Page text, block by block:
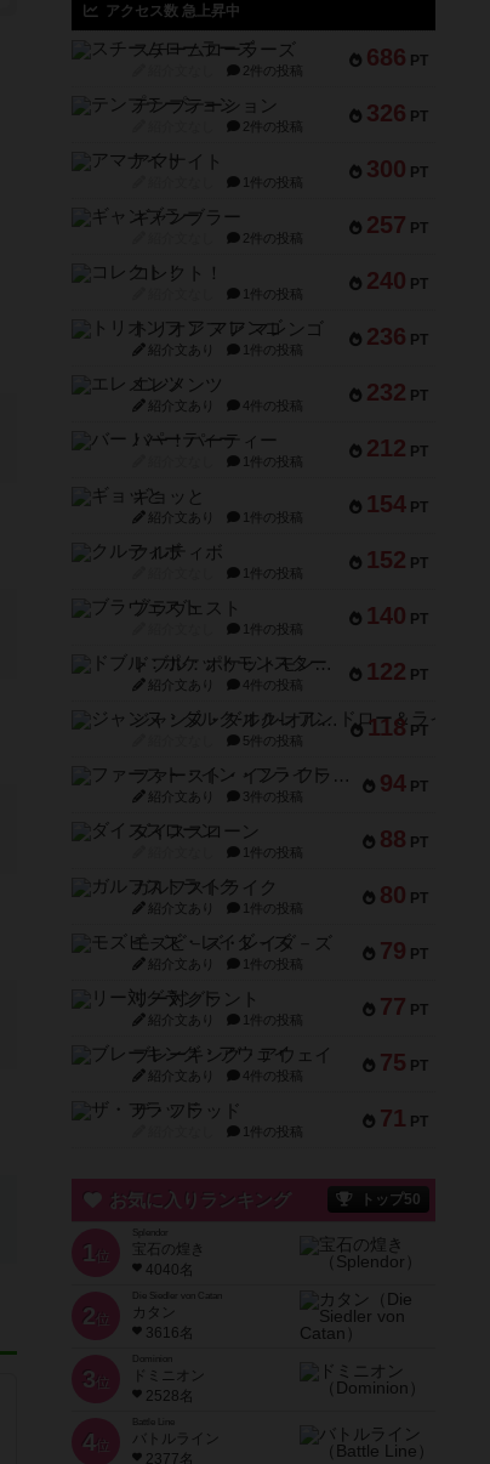
アクセス数 急上昇中
686 PT
スチームローラーズ
2件の投稿
326 PT
テンプテーション
2件の投稿
300 PT
アマナイト
1件の投稿
257 PT
ギャンブラー
2件の投稿
240 PT
コレクト！
1件の投稿
236 PT
トリオンフ ア マレンゴ
紹介文あり 1件の投稿
232 PT
エレメンツ
紹介文あり 4件の投稿
212 PT
バー！パーティー
1件の投稿
154 PT
ギョッと
紹介文あり 1件の投稿
152 PT
クルティボ
1件の投稿
140 PT
ブラヴェスト
1件の投稿
122 PT
ドブル：ポケットモンスター
紹介文あり 4件の投稿
118 PT
ジャンヌ・ダルク-オルレアン ドロー＆ライト
5件の投稿
94 PT
ファースト・イン・フライト
紹介文あり 3件の投稿
88 PT
ダイススローン
1件の投稿
80 PT
ガルフストライク
紹介文あり 1件の投稿
79 PT
モズビ－ズ・レイダ－ズ
紹介文あり 1件の投稿
77 PT
リー対グラント
紹介文あり 1件の投稿
75 PT
ブレーキング・アウェイ
紹介文あり 4件の投稿
71 PT
ザ・フラッド
1件の投稿
お気に入りランキング トップ50
1 位
宝石の煌き
4040名
2 位
Die Siedler von Catan
カタン
3616名
3 位
ドミニオン
2528名
4位
Battle Line
バトルライン
2377名